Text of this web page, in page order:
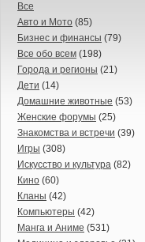
Все
Авто и Мото (85)
Бизнес и финансы (79)
Все обо всем (198)
Города и регионы (21)
Дети (14)
Домашние животные (53)
Женские форумы (25)
Знакомства и встречи (39)
Игры (308)
Искусство и культура (82)
Кино (60)
Кланы (42)
Компьютеры (42)
Манга и Аниме (531)